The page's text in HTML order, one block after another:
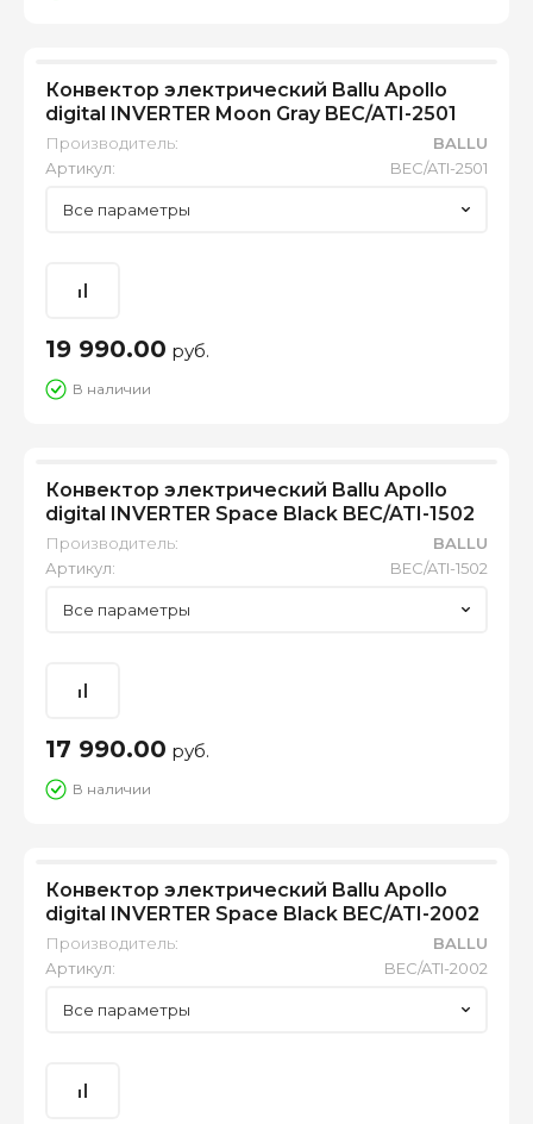
Конвектор электрический Ballu Apollo
digital INVERTER Moon Gray BEC/ATI-2501
Производитель:
BALLU
Артикул:
BEC/ATI-2501
Все параметры
19 990.00 руб.
В наличии
Конвектор электрический Ballu Apollo
digital INVERTER Space Black BEC/ATI-1502
Производитель:
BALLU
Артикул:
BEC/ATI-1502
Все параметры
17 990.00 руб.
В наличии
Конвектор электрический Ballu Apollo
digital INVERTER Space Black BEC/ATI-2002
Производитель:
BALLU
Артикул:
BEC/ATI-2002
Все параметры